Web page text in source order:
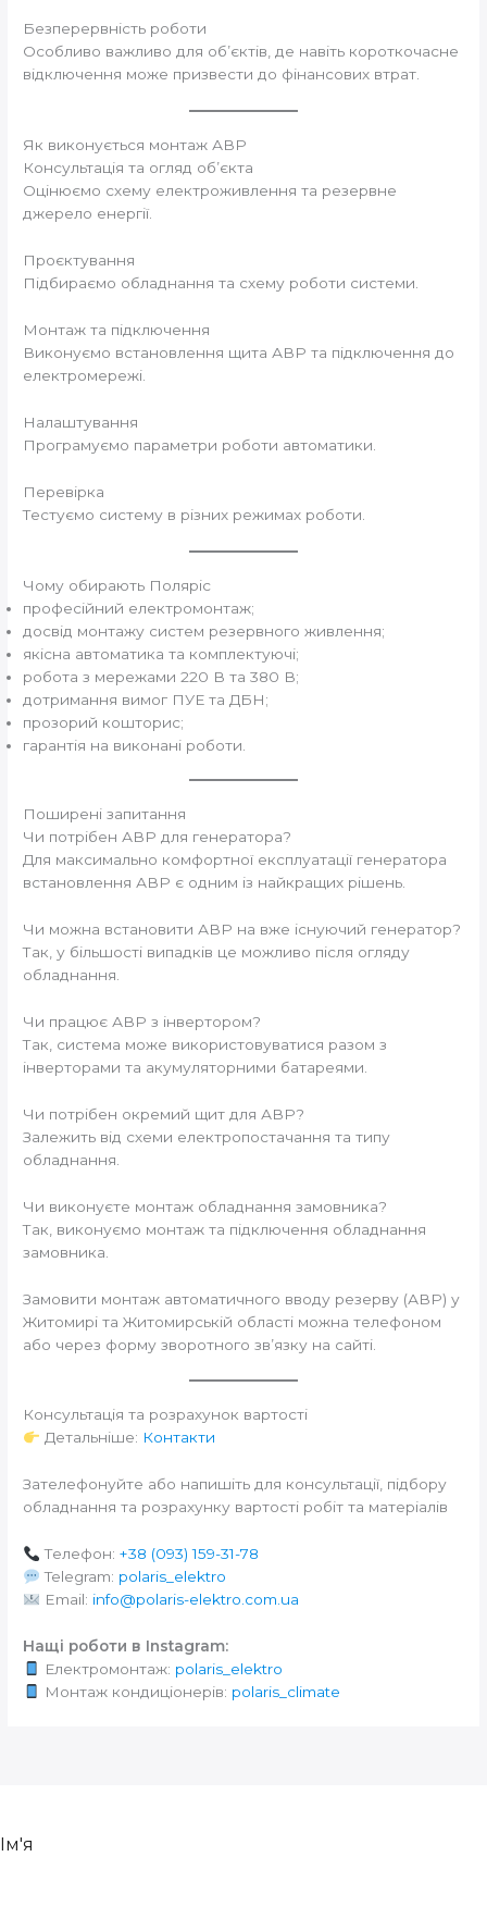
Безперервність роботи
Особливо важливо для об’єктів, де навіть короткочасне
відключення може призвести до фінансових втрат.
Як виконується монтаж АВР
Консультація та огляд об’єкта
Оцінюємо схему електроживлення та резервне
джерело енергії.
Проєктування
Підбираємо обладнання та схему роботи системи.
Монтаж та підключення
Виконуємо встановлення щита АВР та підключення до
електромережі.
Налаштування
Програмуємо параметри роботи автоматики.
Перевірка
Тестуємо систему в різних режимах роботи.
Чому обирають Поляріс
професійний електромонтаж;
досвід монтажу систем резервного живлення;
якісна автоматика та комплектуючі;
робота з мережами 220 В та 380 В;
дотримання вимог ПУЕ та ДБН;
прозорий кошторис;
гарантія на виконані роботи.
Поширені запитання
Чи потрібен АВР для генератора?
Для максимально комфортної експлуатації генератора
встановлення АВР є одним із найкращих рішень.
Чи можна встановити АВР на вже існуючий генератор?
Так, у більшості випадків це можливо після огляду
обладнання.
Чи працює АВР з інвертором?
Так, система може використовуватися разом з
інверторами та акумуляторними батареями.
Чи потрібен окремий щит для АВР?
Залежить від схеми електропостачання та типу
обладнання.
Чи виконуєте монтаж обладнання замовника?
Так, виконуємо монтаж та підключення обладнання
замовника.
Замовити монтаж автоматичного вводу резерву (АВР) у
Житомирі та Житомирській області можна телефоном
або через форму зворотного зв’язку на сайті.
Консультація та розрахунок вартості
Детальніше: Контакти
Зателефонуйте або напишіть для консультації, підбору
обладнання та розрахунку вартості робіт та матеріалів
Телефон: +38 (093) 159-31-78
Telegram: polaris_elektro
Email: info@polaris-elektro.com.ua
Нащі роботи в Instagram:
Електромонтаж: polaris_elektro
Монтаж кондиціонерів: polaris_climate
Ім'я